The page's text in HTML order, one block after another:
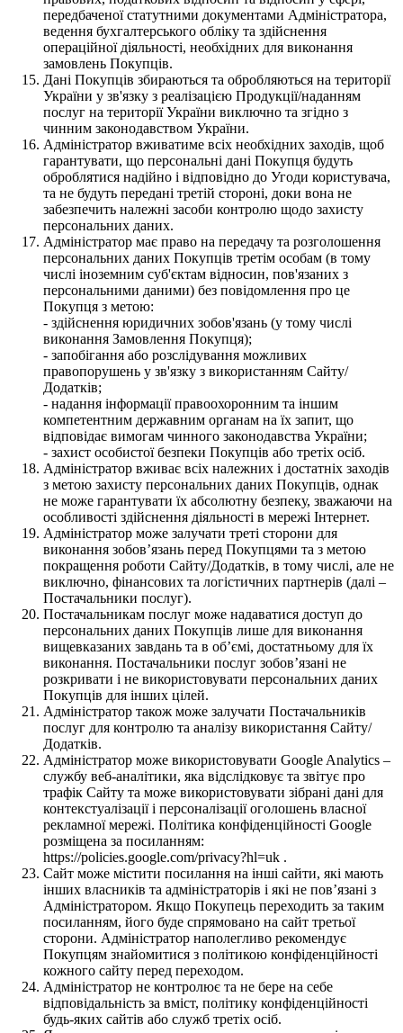
передбаченої статутними документами Адміністратора,
ведення бухгалтерського обліку та здійснення
операційної діяльності, необхідних для виконання
замовлень Покупців.
Дані Покупців збираються та обробляються на території
України у зв'язку з реалізацією Продукції/наданням
послуг на території України виключно та згідно з
чинним законодавством України.
Адміністратор вживатиме всіх необхідних заходів, щоб
гарантувати, що персональні дані Покупця будуть
оброблятися надійно і відповідно до Угоди користувача,
та не будуть передані третій стороні, доки вона не
забезпечить належні засоби контролю щодо захисту
персональних даних.
Адміністратор має право на передачу та розголошення
персональних даних Покупців третім особам (в тому
числі іноземним суб'єктам відносин, пов'язаних з
персональними даними) без повідомлення про це
Покупця з метою:
- здійснення юридичних зобов'язань (у тому числі
виконання Замовлення Покупця);
- запобігання або розслідування можливих
правопорушень у зв'язку з використанням Сайту/
Додатків;
- надання інформації правоохоронним та іншим
компетентним державним органам на їх запит, що
відповідає вимогам чинного законодавства України;
- захист особистої безпеки Покупців або третіх осіб.
Адміністратор вживає всіх належних і достатніх заходів
з метою захисту персональних даних Покупців, однак
не може гарантувати їх абсолютну безпеку, зважаючи на
особливості здійснення діяльності в мережі Інтернет.
Адміністратор може залучати треті сторони для
виконання зобов’язань перед Покупцями та з метою
покращення роботи Сайту/Додатків, в тому числі, але не
виключно, фінансових та логістичних партнерів (далі –
Постачальники послуг).
Постачальникам послуг може надаватися доступ до
персональних даних Покупців лише для виконання
вищевказаних завдань та в об’ємі, достатньому для їх
виконання. Постачальники послуг зобов’язані не
розкривати і не використовувати персональних даних
Покупців для інших цілей.
Адміністратор також може залучати Постачальників
послуг для контролю та аналізу використання Сайту/
Додатків.
Адміністратор може використовувати Google Analytics –
службу веб-аналітики, яка відслідковує та звітує про
трафік Сайту та може використовувати зібрані дані для
контекстуалізації і персоналізації оголошень власної
рекламної мережі. Політика конфіденційності Google
розміщена за посиланням:
https://policies.google.com/privacy?hl=uk .
Сайт може містити посилання на інші сайти, які мають
інших власників та адміністраторів і які не пов’язані з
Адміністратором. Якщо Покупець переходить за таким
посиланням, його буде спрямовано на сайт третьої
сторони. Адміністратор наполегливо рекомендує
Покупцям знайомитися з політикою конфіденційності
кожного сайту перед переходом.
Адміністратор не контролює та не бере на себе
відповідальність за вміст, політику конфіденційності
будь-яких сайтів або служб третіх осіб.